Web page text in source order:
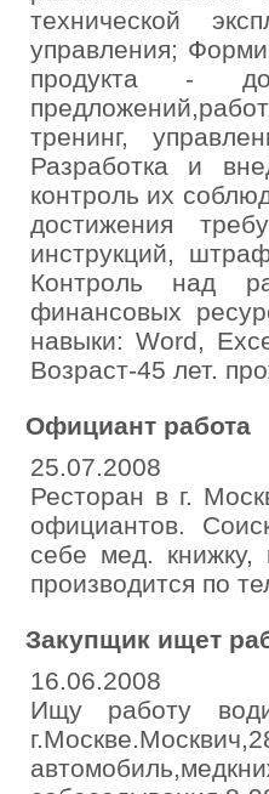
технической
управления;
продукта -
тренинг,
Разработка и
контроль их
достижения
инструкций,
Контроль над
финансовых
навыки: Word,
Возраст-45 лет.
Официант работа
25.07.2008
Ресторан в г.
официантов.
себе мед.
производится по
Закупщик ищет
16.06.2008
Ищу работу